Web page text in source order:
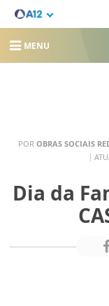
MENU
POR OBRAS SOCIAIS
Dia da